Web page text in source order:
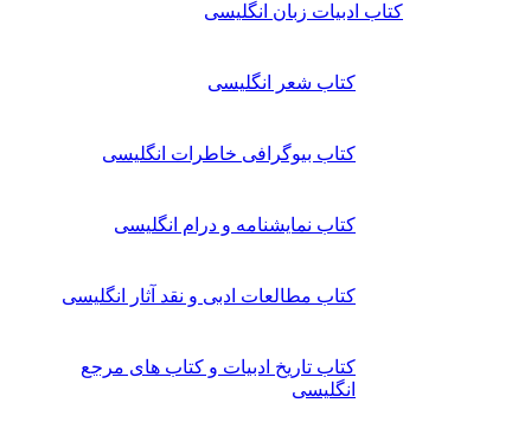
کتاب ادبیات زبان انگلیسی
کتاب شعر انگلیسی
کتاب بیوگرافی خاطرات انگلیسی
کتاب نمایشنامه و درام انگلیسی
کتاب مطالعات ادبی و نقد آثار انگلیسی
کتاب تاریخ ادبیات و کتاب های مرجع
انگلیسی